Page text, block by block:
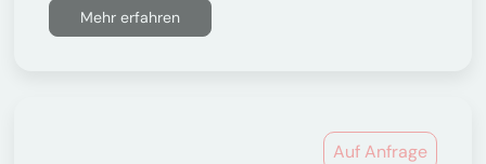
Mehr erfahren
Auf Anfrage